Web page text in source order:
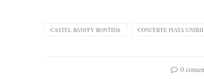
CASTEL BANFFY BONTIDA CONCERTE PIATA
0